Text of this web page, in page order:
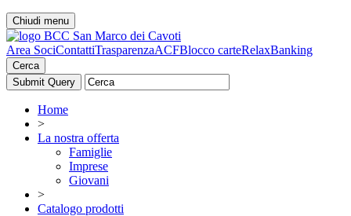
Chiudi menu
Area SociContattiTrasparenzaACFBlocco carteRelaxBanking
Cerca
Home
>
La nostra offerta
Famiglie
Imprese
Giovani
>
Catalogo prodotti